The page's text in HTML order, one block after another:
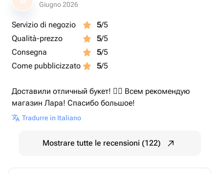
Giugno 2026
Servizio di negozio 5/5
Qualità-prezzo
5/5
Consegna
5/5
Come pubblicizzato
5/5
Доставили отличный букет! 👍🏻 Всем рекомендую
магазин Лара! Спасибо большое!
Tradurre in Italiano
Mostrare tutte le recensioni (122)